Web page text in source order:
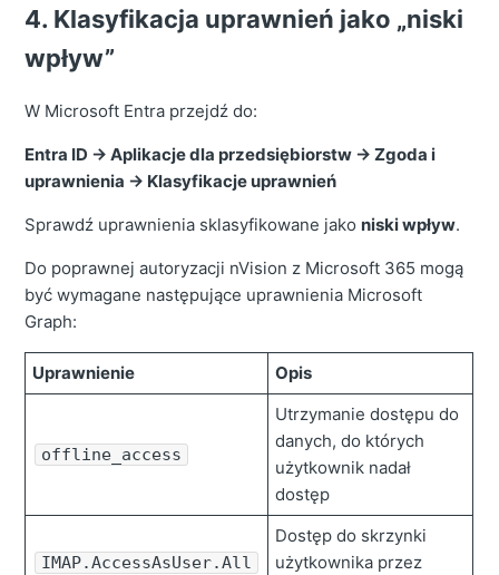
4. Klasyfikacja uprawnień jako „niski
wpływ”
W Microsoft Entra przejdź do:
Entra ID → Aplikacje dla przedsiębiorstw → Zgoda i
uprawnienia → Klasyfikacje uprawnień
Sprawdź uprawnienia sklasyfikowane jako niski wpływ.
Do poprawnej autoryzacji nVision z Microsoft 365 mogą
być wymagane następujące uprawnienia Microsoft
Graph:
Uprawnienie Opis
offline_access
Utrzymanie dostępu do
danych, do których
użytkownik nadał
dostęp
IMAP.AccessAsUser.All
Dostęp do skrzynki
użytkownika przez